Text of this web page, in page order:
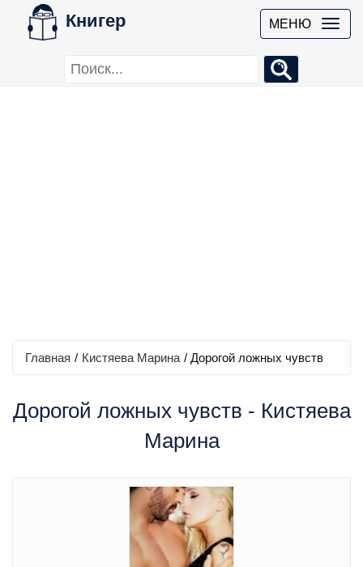
Книгер МЕНЮ
Главная / Кистяева Марина / Дорогой ложных чувств
Дорогой ложных чувств - Кистяева
Марина